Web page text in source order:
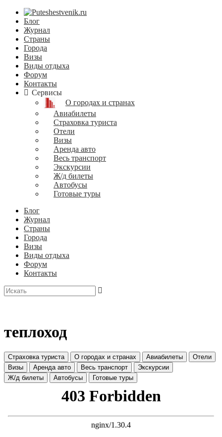
Блог
Журнал
Страны
Города
Визы
Виды отдыха
Форум
Контакты
Сервисы
О городах и странах
Авиабилеты
Страховка туриста
Отели
Визы
Аренда авто
Весь транспорт
Экскурсии
Ж/д билеты
Автобусы
Готовые туры
Блог
Журнал
Страны
Города
Визы
Виды отдыха
Форум
Контакты
теплоход
Страховка туриста О городах и странах Авиабилеты
Отели
Визы
Аренда авто Весь транспорт
Экскурсии
Ж/д билеты
Автобусы Готовые туры